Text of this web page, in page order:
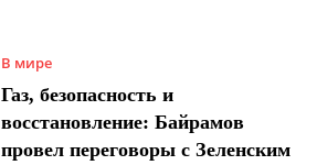
В мире
Газ, безопасность и
восстановление: Байрамов
провел переговоры с Зеленским